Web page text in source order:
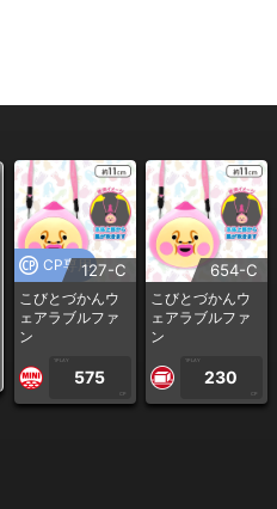
CP専用127-C
こびとづかんウ
ェアラブルファ
ン
1PLAY
575
CP
654-C
こびとづかんウ
ェアラブルファ
ン
1PLAY
230
CP